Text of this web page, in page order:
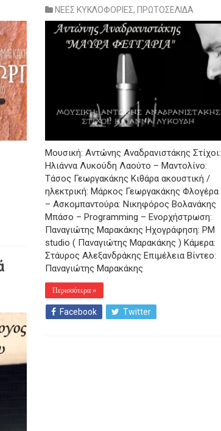
ΝΕΕΣ ΚΥΚΛΟΦΟΡΙΕΣ, ΠΡΩΤΟΣΕΛΙΔΑ
Μουσική: Αντώνης Αναδρανιστάκης Στίχοι:
Ηλιάννα Λυκούδη Λαούτο – Μαντολίνο:
Τάσος Γεωργακάκης Κιθάρα ακουστική /
ηλεκτρική: Μάρκος Γεωργακάκης Φλογέρα
– Ασκομπαντούρα: Νικηφόρος Βολανάκης
Μπάσο – Programming – Ενορχήστρωση:
Παναγιώτης Μαρακάκης Ηχογράφηση: PM
studio ( Παναγιώτης Μαρακάκης ) Κάμερα:
Στάυρος Αλεξανδράκης Επιμέλεια Βίντεο:
Παναγιώτης Μαρακάκης
Περισσότερα »
Facebook Twitter